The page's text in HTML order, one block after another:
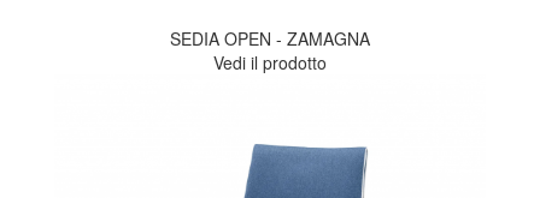
SEDIA OPEN - ZAMAGNA
Vedi il prodotto